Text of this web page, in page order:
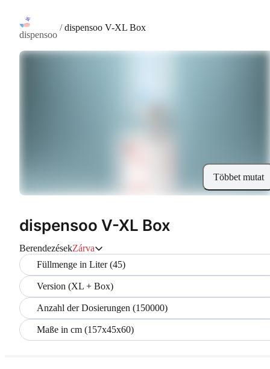
dispensoo
/dispensoo V-XL Box
Többet mutat
dispensoo V-XL Box
BerendezésekZárva
Füllmenge in Liter (45)
Version (XL + Box)
Anzahl der Dosierungen (150000)
Maße in cm (157x45x60)